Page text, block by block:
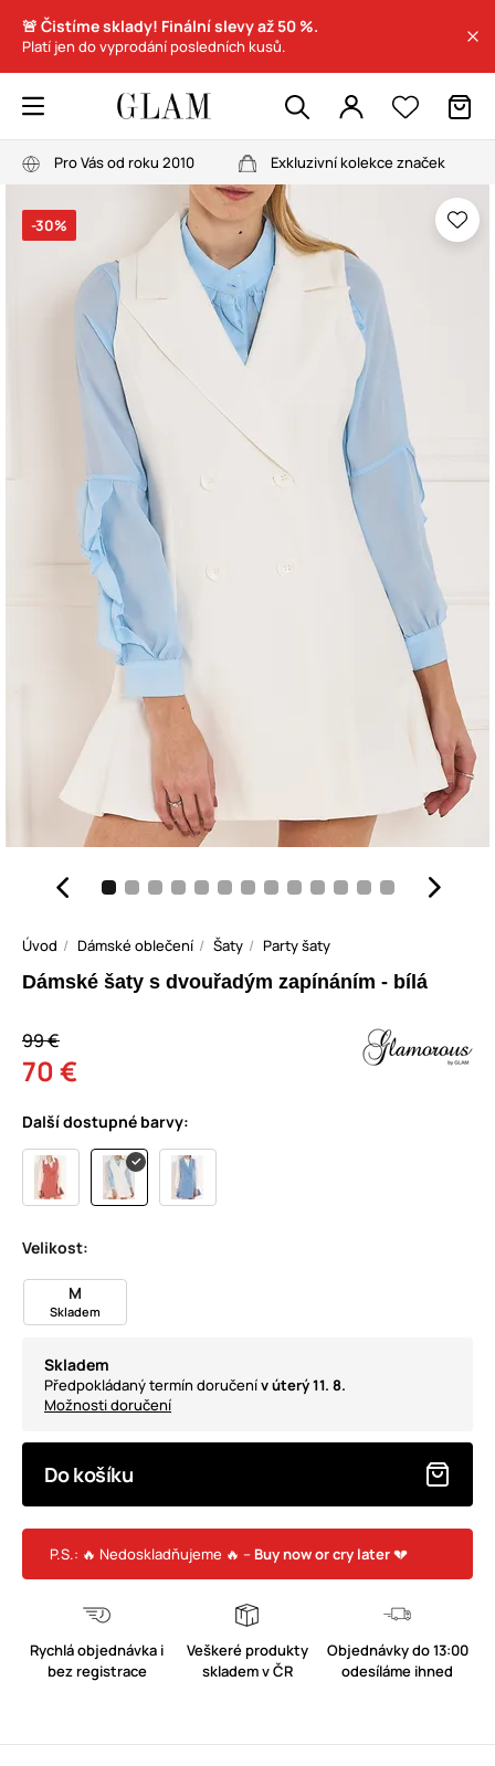
🚨 Čistíme sklady! Finální slevy až 50 %.
Platí jen do vyprodání posledních kusů.
Pro Vás od roku 2010 Exkluzivní kolekce značek
-30%
Úvod Dámské oblečení Šaty Party šaty
Dámské šaty s dvouřadým zapínáním - bílá
99 €
70 €
Další dostupné barvy:
Velikost:
M
Skladem
Skladem
Předpokládaný termín doručenív úterý 11. 8.
Možnosti doručení
Do košíku
P.S.: 🔥 Nedoskladňujeme 🔥 – Buy now or cry later💔
Rychlá objednávka i
bez registrace
Veškeré produkty
skladem v ČR
Objednávky do 13:00
odesíláme ihned